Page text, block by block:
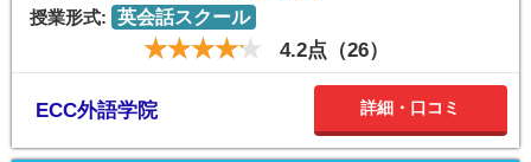
授業形式: 英会話スクール
4.2点（26）
ECC外語学院 詳細・口コミ